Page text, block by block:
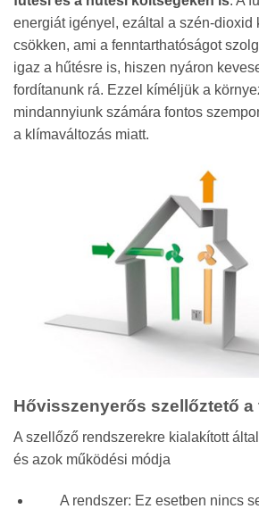
energiát igényel, ezáltal a szén-dioxid
csökken, ami a fenntarthatóságot
igaz a hűtésre is, hiszen nyáron
fordítanunk rá. Ezzel kíméljük a
mindannyiunk számára fontos
a klímaváltozás miatt.
Hővisszenyerős szellőztető
A szellőző rendszerekre kialakított
és azok működési módja
A rendszer: Ez esetben nincs